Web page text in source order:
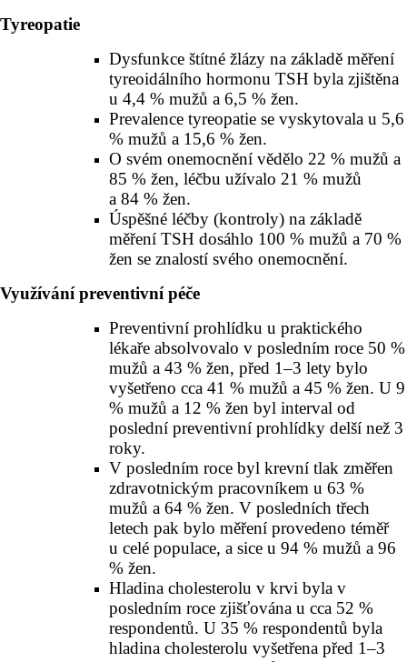
Tyreopatie
Dysfunkce štítné žlázy na základě měření
tyreoidálního hormonu TSH byla zjištěna
u 4,4 % mužů a 6,5 % žen.
Prevalence tyreopatie se vyskytovala u 5,6
% mužů a 15,6 % žen.
O svém onemocnění vědělo 22 % mužů a
85 % žen, léčbu užívalo 21 % mužů
a 84 % žen.
Úspěšné léčby (kontroly) na základě
měření TSH dosáhlo 100 % mužů a 70 %
žen se znalostí svého onemocnění.
Využívání preventivní péče
Preventivní prohlídku u praktického
lékaře absolvovalo v posledním roce 50 %
mužů a 43 % žen, před 1–3 lety bylo
vyšetřeno cca 41 % mužů a 45 % žen. U 9
% mužů a 12 % žen byl interval od
poslední preventivní prohlídky delší než 3
roky.
V posledním roce byl krevní tlak změřen
zdravotnickým pracovníkem u 63 %
mužů a 64 % žen. V posledních třech
letech pak bylo měření provedeno téměř
u celé populace, a sice u 94 % mužů a 96
% žen.
Hladina cholesterolu v krvi byla v
posledním roce zjišťována u cca 52 %
respondentů. U 35 % respondentů byla
hladina cholesterolu vyšetřena před 1–3